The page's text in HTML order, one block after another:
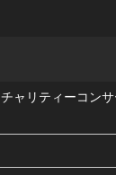
ャリティーコン